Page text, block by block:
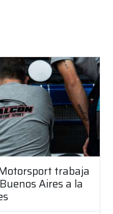
trabaja
Aires a la